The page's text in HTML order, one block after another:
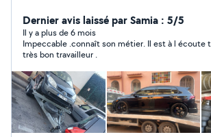
on a des pièce neuf et occasion et le
surtout à votre disposition au garage ou
,ci on et disponible, disponible avec rendez-vous Service
vente et achats des voitures occasion Service
mécanique automobile Service carrossier automobile
Service vitrage Service contrôle technique Service
pneumatiques Service location de voiture Service
pièces -15% Pour plus d'informations contactez moi par
téléphone
Dernier avis laissé par Samia : 5/5
Il y a plus de 6 mois
Impeccable .connaît son métier. Il est à l écoute
très bon travailleur .